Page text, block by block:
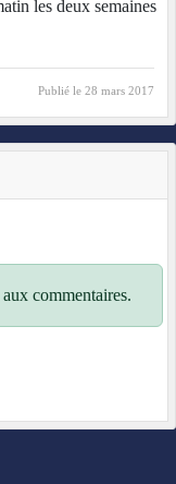
les deux semaines
Publié le 28 mars 2017
commentaires.